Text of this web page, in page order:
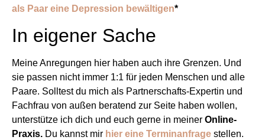
als Paar eine Depression bewältigen*
In eigener Sache
Meine Anregungen hier haben auch ihre Grenzen. Und
sie passen nicht immer 1:1 für jeden Menschen und alle
Paare. Solltest du mich als Partnerschafts-Expertin und
Fachfrau von außen beratend zur Seite haben wollen,
unterstütze ich dich und euch gerne in meiner Online-
Praxis. Du kannst mir hier eine Terminanfrage stellen.